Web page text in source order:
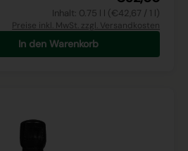
Inhalt: 0.75 l l (€42,67 / 1 l)
Preise inkl. MwSt. zzgl. Versandkosten
In den Warenkorb